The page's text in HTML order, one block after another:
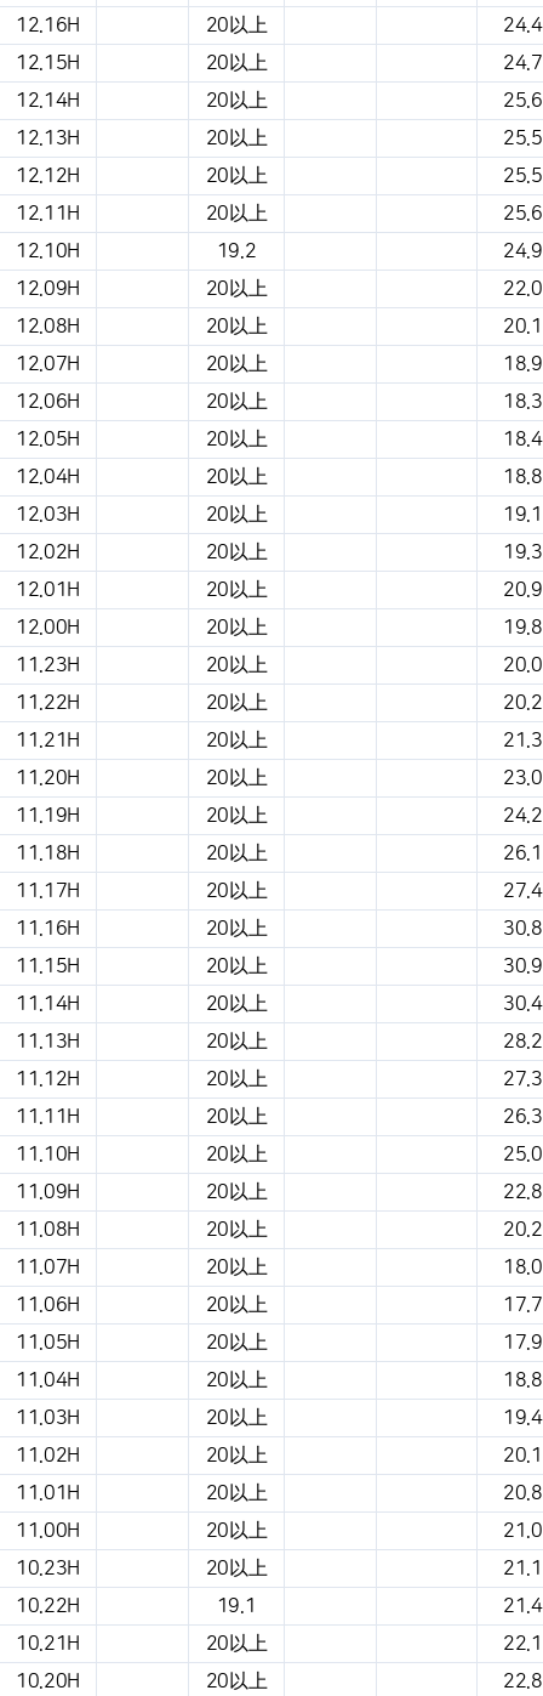
これは、場所、天気、気温、降水量、風、
気圧などを示す気象条件テーブルです。
12.16H 20以上
24.4
12.15H
20以上
24.7
12.14H
20以上
25.6
12.13H
20以上
25.5
12.12H
20以上
25.5
12.11H
20以上
25.6
12.10H
19.2
24.9
12.09H
20以上
22.0
12.08H
20以上
20.1
12.07H
20以上
18.9
12.06H
20以上
18.3
12.05H
20以上
18.4
12.04H
20以上
18.8
12.03H
20以上
19.1
12.02H
20以上
19.3
12.01H
20以上
20.9
12.00H
20以上
19.8
11.23H
20以上
20.0
11.22H
20以上
20.2
11.21H
20以上
21.3
11.20H
20以上
23.0
11.19H
20以上
24.2
11.18H
20以上
26.1
11.17H
20以上
27.4
11.16H
20以上
30.8
11.15H
20以上
30.9
11.14H
20以上
30.4
11.13H
20以上
28.2
11.12H
20以上
27.3
11.11H
20以上
26.3
11.10H
20以上
25.0
11.09H
20以上
22.8
11.08H
20以上
20.2
11.07H
20以上
18.0
11.06H
20以上
17.7
11.05H
20以上
17.9
11.04H
20以上
18.8
11.03H
20以上
19.4
11.02H
20以上
20.1
11.01H
20以上
20.8
11.00H
20以上
21.0
10.23H
20以上
21.1
10.22H
19.1
21.4
10.21H
20以上
22.1
10.20H
20以上 22.8